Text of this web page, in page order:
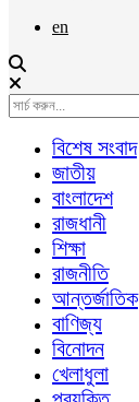
en
বিশেষ সংবাদ
জাতীয়
বাংলাদেশ
রাজধানী
শিক্ষা
রাজনীতি
আন্তর্জাতিক
বাণিজ্য
বিনোদন
খেলাধুলা